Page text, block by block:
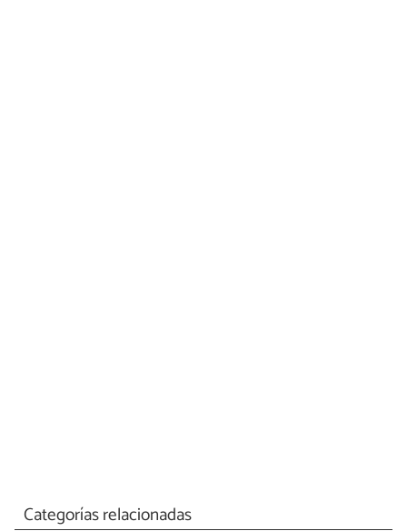
Categorías relacionadas